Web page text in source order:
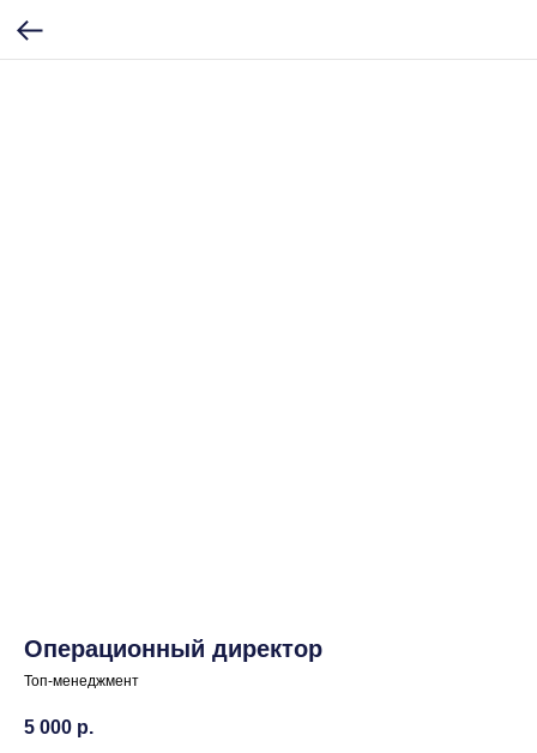
Операционный директор
Топ-менеджмент
5 000 р.